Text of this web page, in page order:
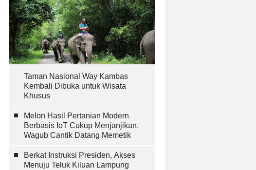
Taman Nasional Way Kambas
Kembali Dibuka untuk Wisata
Khusus
Melon Hasil Pertanian Modern
Berbasis IoT Cukup Menjanjikan,
Wagub Cantik Datang Memetik
Berkat Instruksi Presiden, Akses
Menuju Teluk Kiluan Lampung